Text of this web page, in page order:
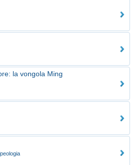
la vongola Ming